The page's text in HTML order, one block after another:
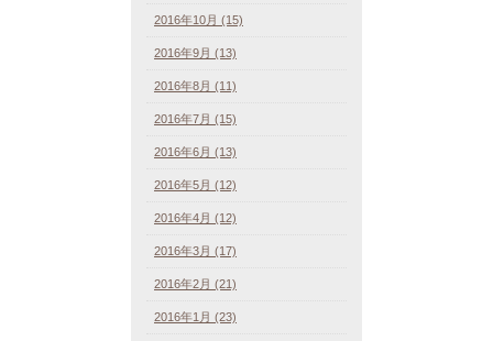
2016年10月 (15)
2016年9月 (13)
2016年8月 (11)
2016年7月 (15)
2016年6月 (13)
2016年5月 (12)
2016年4月 (12)
2016年3月 (17)
2016年2月 (21)
2016年1月 (23)